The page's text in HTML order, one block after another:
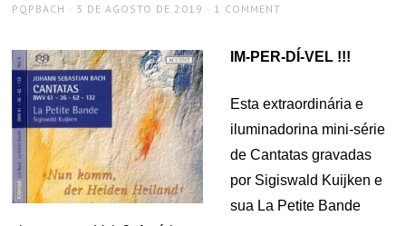
AUTHOR
PQPBACH
POSTED
3 DE AGOSTO DE 2019 1 COMMENT
IM-PER-DÍ-VEL !!!
Esta extraordinária e
iluminadorina mini-série
de Cantatas gravadas
por Sigiswald Kuijken e
sua La Petite Bande